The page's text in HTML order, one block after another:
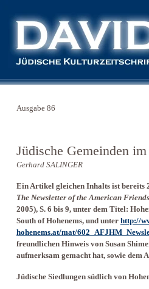
Ausgabe 86
Jüdische Gemeinden
Gerhard SALINGER
Ein Artikel gleichen Inhalts ist bereits
The Newsletter of the American
2005), S. 6 bis 9, unter dem Titel:
South of Hohenems, und unter http://
hohenems.at/mat/
freundlichen Hinweis von Susan
aufmerksam gemacht hat, sowie dem
Jüdische Siedlungen südlich von